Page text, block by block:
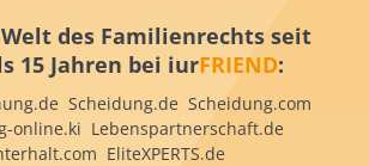
des Familienrechts seit
15 Jahren bei iurFRIEND:
Scheidung.de Scheidung.com
online.ki Lebenspartnerschaft.de
EliteXPERTS.de